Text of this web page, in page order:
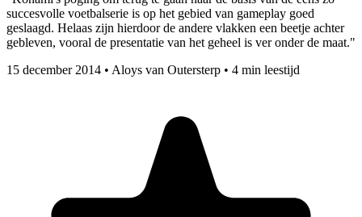
succesvolle voetbalserie is op het gebied van gameplay goed
geslaagd. Helaas zijn hierdoor de andere vlakken een beetje achter
gebleven, vooral de presentatie van het geheel is ver onder de maat."
15 december 2014 • Aloys van Outersterp • 4 min leestijd